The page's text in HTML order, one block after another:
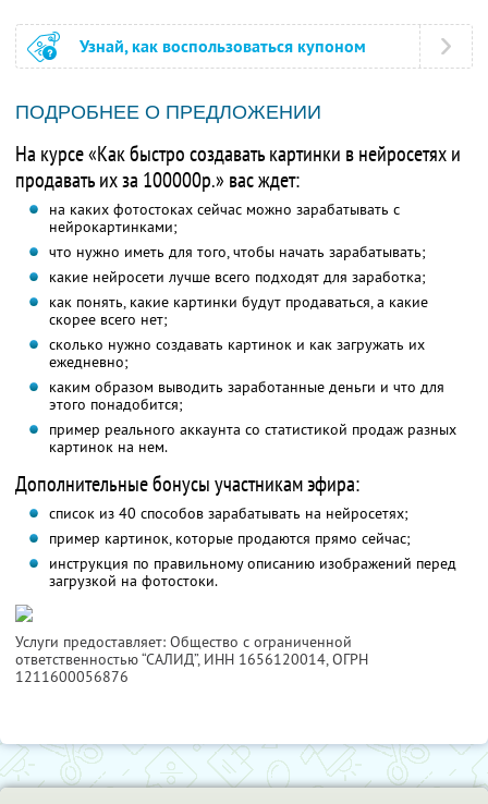
Узнай, как воспользоваться купоном
ПОДРОБНЕЕ О ПРЕДЛОЖЕНИИ
На курсе «Как быстро создавать картинки в нейросетях и
продавать их за 100000р.» вас ждет:
на каких фотостоках сейчас можно зарабатывать с
нейрокартинками;
что нужно иметь для того, чтобы начать зарабатывать;
какие нейросети лучше всего подходят для заработка;
как понять, какие картинки будут продаваться, а какие
скорее всего нет;
сколько нужно создавать картинок и как загружать их
ежедневно;
каким образом выводить заработанные деньги и что для
этого понадобится;
пример реального аккаунта со статистикой продаж разных
картинок на нем.
Дополнительные бонусы участникам эфира:
список из 40 способов зарабатывать на нейросетях;
пример картинок, которые продаются прямо сейчас;
инструкция по правильному описанию изображений перед
загрузкой на фотостоки.
Услуги предоставляет: Общество с ограниченной
ответственностью “САЛИД”, ИНН 1656120014, ОГРН
1211600056876